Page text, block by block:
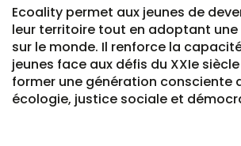
Ecoality permet aux jeunes de
leur territoire tout en adoptant
sur le monde. Il renforce la
jeunes face aux défis du XXIe
former une génération consciente
écologie, justice sociale et